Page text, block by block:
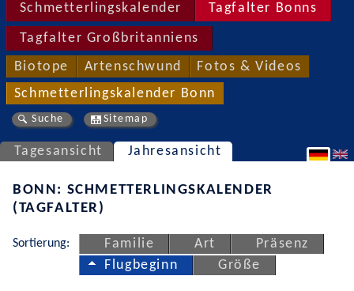
Schmetterlingskalender Tagfalter Bonns
Tagfalter Großbritanniens
Biotope Artenschwund Fotos & Videos
Schmetterlingskalender Bonn
Suche Sitemap
Tagesansicht Jahresansicht
BONN: SCHMETTERLINGSKALENDER
(TAGFALTER)
Sortierung: Familie Art
Präsenz
Flugbeginn
Größe